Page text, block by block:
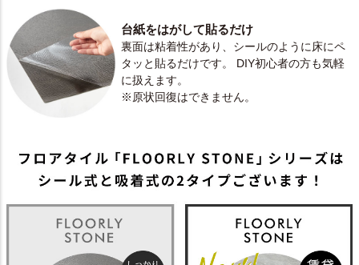
台紙をはがして貼るだけ
裏面は粘着性があり、シールのように床にペ
タッと貼るだけです。 DIY初心者の方も気軽
に扱えます。
※原状回復はできません。